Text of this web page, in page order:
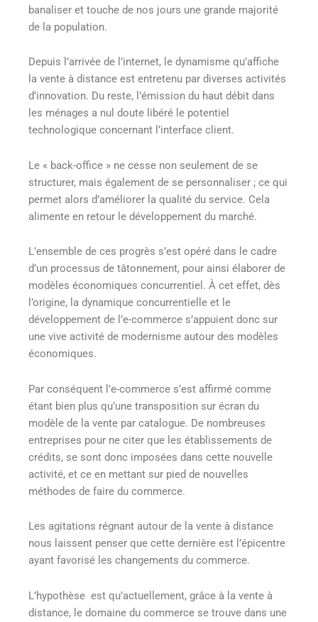
banaliser et touche de nos jours une grande majorité
de la population.
Depuis l’arrivée de l’internet, le dynamisme qu’affiche
la vente à distance est entretenu par diverses activités
d’innovation. Du reste, l’émission du haut débit dans
les ménages a nul doute libéré le potentiel
technologique concernant l’interface client.
Le « back-office » ne cesse non seulement de se
structurer, mais également de se personnaliser ; ce qui
permet alors d’améliorer la qualité du service. Cela
alimente en retour le développement du marché.
L’ensemble de ces progrès s’est opéré dans le cadre
d’un processus de tâtonnement, pour ainsi élaborer de
modèles économiques concurrentiel. À cet effet, dès
l’origine, la dynamique concurrentielle et le
développement de l’e-commerce s’appuient donc sur
une vive activité de modernisme autour des modèles
économiques.
Par conséquent l’e-commerce s’est affirmé comme
étant bien plus qu’une transposition sur écran du
modèle de la vente par catalogue. De nombreuses
entreprises pour ne citer que les établissements de
crédits, se sont donc imposées dans cette nouvelle
activité, et ce en mettant sur pied de nouvelles
méthodes de faire du commerce.
Les agitations régnant autour de la vente à distance
nous laissent penser que cette dernière est l’épicentre
ayant favorisé les changements du commerce.
L’hypothèse est qu’actuellement, grâce à la vente à
distance, le domaine du commerce se trouve dans une